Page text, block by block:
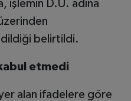
işlemin D.U. adına
belirtildi.
etmedi
alan ifadelere göre